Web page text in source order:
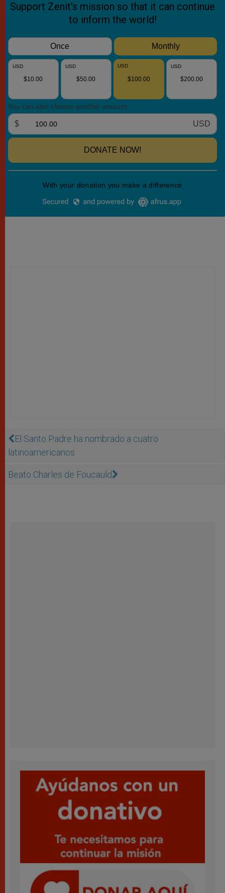
El Santo Padre ha nombrado a cuatro
latinoamericanos
Beato Charles de Foucauld